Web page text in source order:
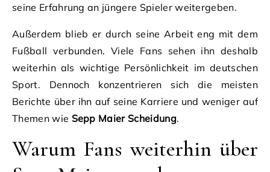
seine Erfahrung an jüngere Spieler weitergeben.
Außerdem blieb er durch seine Arbeit eng mit dem
Fußball verbunden. Viele Fans sehen ihn deshalb
weiterhin als wichtige Persönlichkeit im deutschen
Sport. Dennoch konzentrieren sich die meisten
Berichte über ihn auf seine Karriere und weniger auf
Themen wie Sepp Maier Scheidung.
Warum Fans weiterhin über